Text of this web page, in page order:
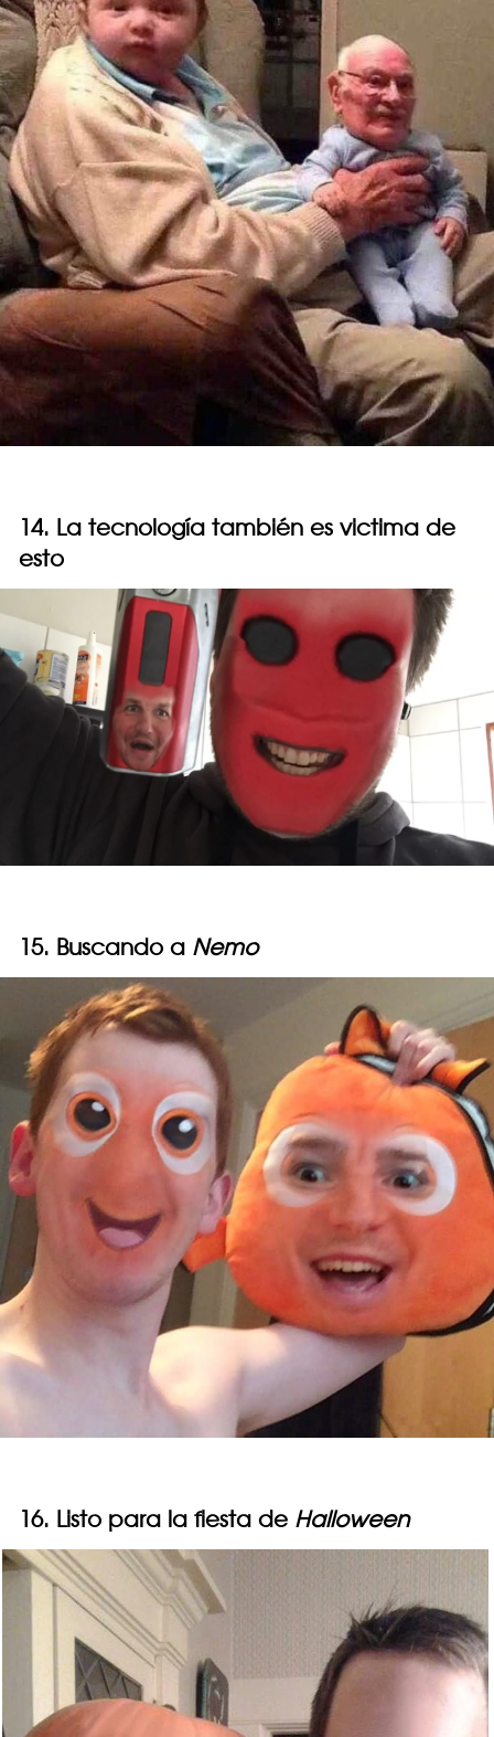
14. La tecnología también es victima de
esto
15. Buscando a Nemo
16. Listo para la fiesta de Halloween